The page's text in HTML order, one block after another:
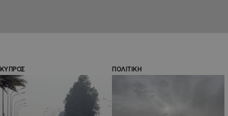
ΚΥΠΡΟΣ ΠΟΛΙΤΙΚΗ